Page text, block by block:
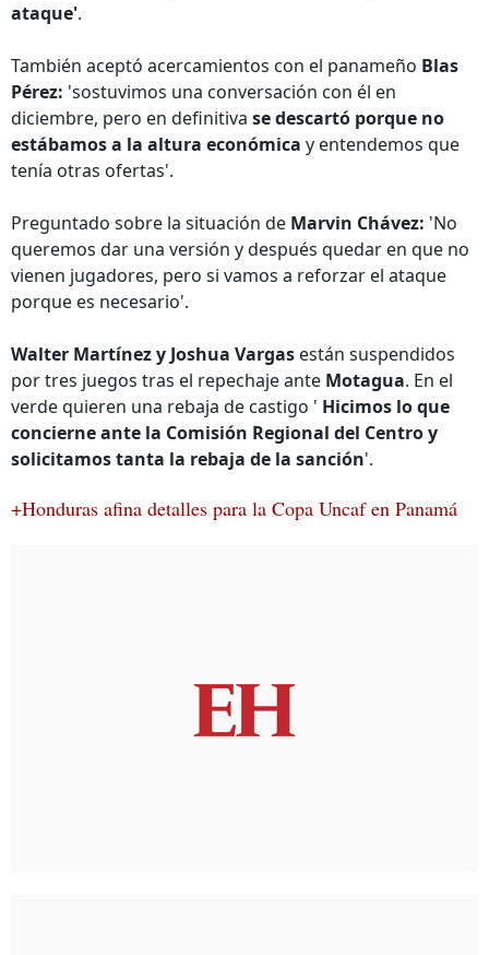
ataque'.
También aceptó acercamientos con el panameño Blas
Pérez: 'sostuvimos una conversación con él en
diciembre, pero en definitiva se descartó porque no
estábamos a la altura económica y entendemos que
tenía otras ofertas'.
Preguntado sobre la situación de Marvin Chávez: 'No
queremos dar una versión y después quedar en que no
vienen jugadores, pero si vamos a reforzar el ataque
porque es necesario'.
Walter Martínez y Joshua Vargas están suspendidos
por tres juegos tras el repechaje ante Motagua. En el
verde quieren una rebaja de castigo ' Hicimos lo que
concierne ante la Comisión Regional del Centro y
solicitamos tanta la rebaja de la sanción'.
+Honduras afina detalles para la Copa Uncaf en Panamá